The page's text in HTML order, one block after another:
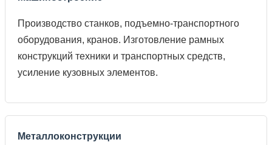
Производство станков, подъемно-транспортного
оборудования, кранов. Изготовление рамных
конструкций техники и транспортных средств,
усиление кузовных элементов.
Металлоконструкции